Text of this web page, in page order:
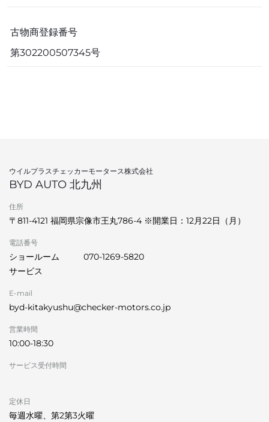
古物商登録番号
第302200507345号
ウイルプラスチェッカーモータース株式会社
BYD AUTO 北九州
住所
〒811-4121 福岡県宗像市王丸786-4 ※開業日：12月22日（月）
電話番号
ショールーム
070-1269-5820
サービス
E-mail
byd-kitakyushu@checker-motors.co.jp
営業時間
10:00-18:30
サービス受付時間
定休日
毎週水曜、第2第3火曜